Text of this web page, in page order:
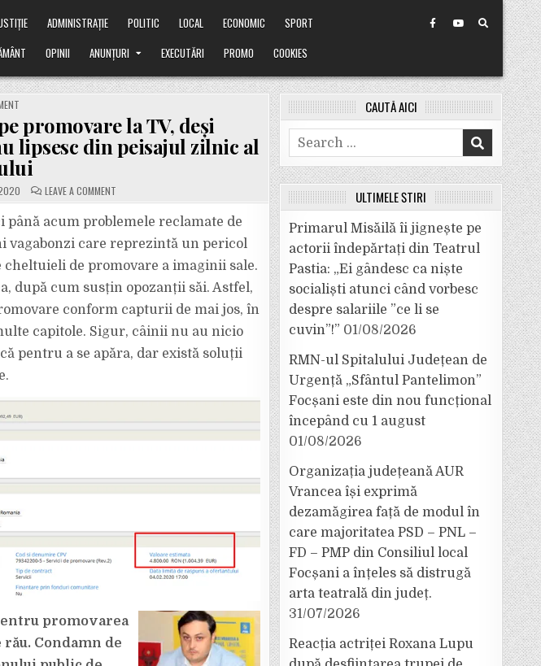
ADMINISTRAȚIE POLITIC LOCAL ECONOMIC
SPORT
OPINII ANUNȚURI EXECUTĂRI PROMO COOKIES
promovare la TV, deși
lipsesc din peisajul zilnic al
LEAVE A COMMENT
PRIMĂRIA
DĂ
BANI
PE
PROMOVARE
TV,
GUNOAIELE
CÂINII
PERICULOȘI
NU
LIPSESC
PEISAJUL
acum problemele reclamate de
vagabonzi care reprezintă un pericol
de promovare a imaginii sale.
după cum susțin opozanții săi. Astfel,
conform capturii de mai jos, în
capitole. Sigur, câinii nu au nicio
pentru a se apăra, dar există soluții
promovarea
Condamn de
CAUTĂ AICI
Search
for:
ULTIMELE ȘTIRI
Primarul Misăilă îi jignește pe
actorii îndepărtați din Teatrul
Pastia: „Ei gândesc ca niște
socialiști atunci când vorbesc
despre salariile ”ce li se
cuvin”!” 01/08/2026
RMN-ul Spitalului Județean de
Urgență „Sfântul Pantelimon”
Focșani este din nou funcțional
începând cu 1 august
01/08/2026
Organizația județeană AUR
Vrancea își exprimă
dezamăgirea față de modul în
care majoritatea PSD – PNL –
FD – PMP din Consiliul local
Focșani a înțeles să distrugă
arta teatrală din județ.
31/07/2026
Reacția actriței Roxana Lupu